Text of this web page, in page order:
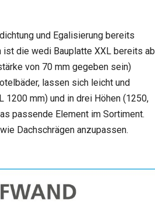
und Egalisierung bereits
die wedi Bauplatte XXL bereits ab
von 70 mm gegeben sein)
lassen sich leicht und
1200 mm) und in drei Höhen (1250,
passende Element im Sortiment.
Dachschrägen anzupassen.